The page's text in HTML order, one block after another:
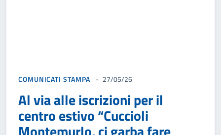
COMUNICATI STAMPA 27/05/26
Al via alle iscrizioni per il
centro estivo “Cuccioli